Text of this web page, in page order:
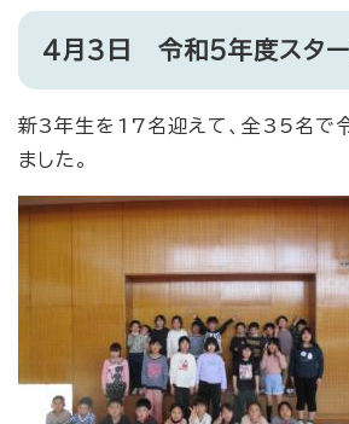
4月3日 令和5年度スター
新3年生を17名迎えて、全35名で
ました。